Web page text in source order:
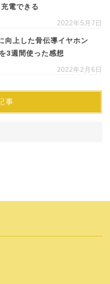
電できる
2022年5月7日
向上した骨伝導イヤホン
3週間使った感想
2022年2月6日
事